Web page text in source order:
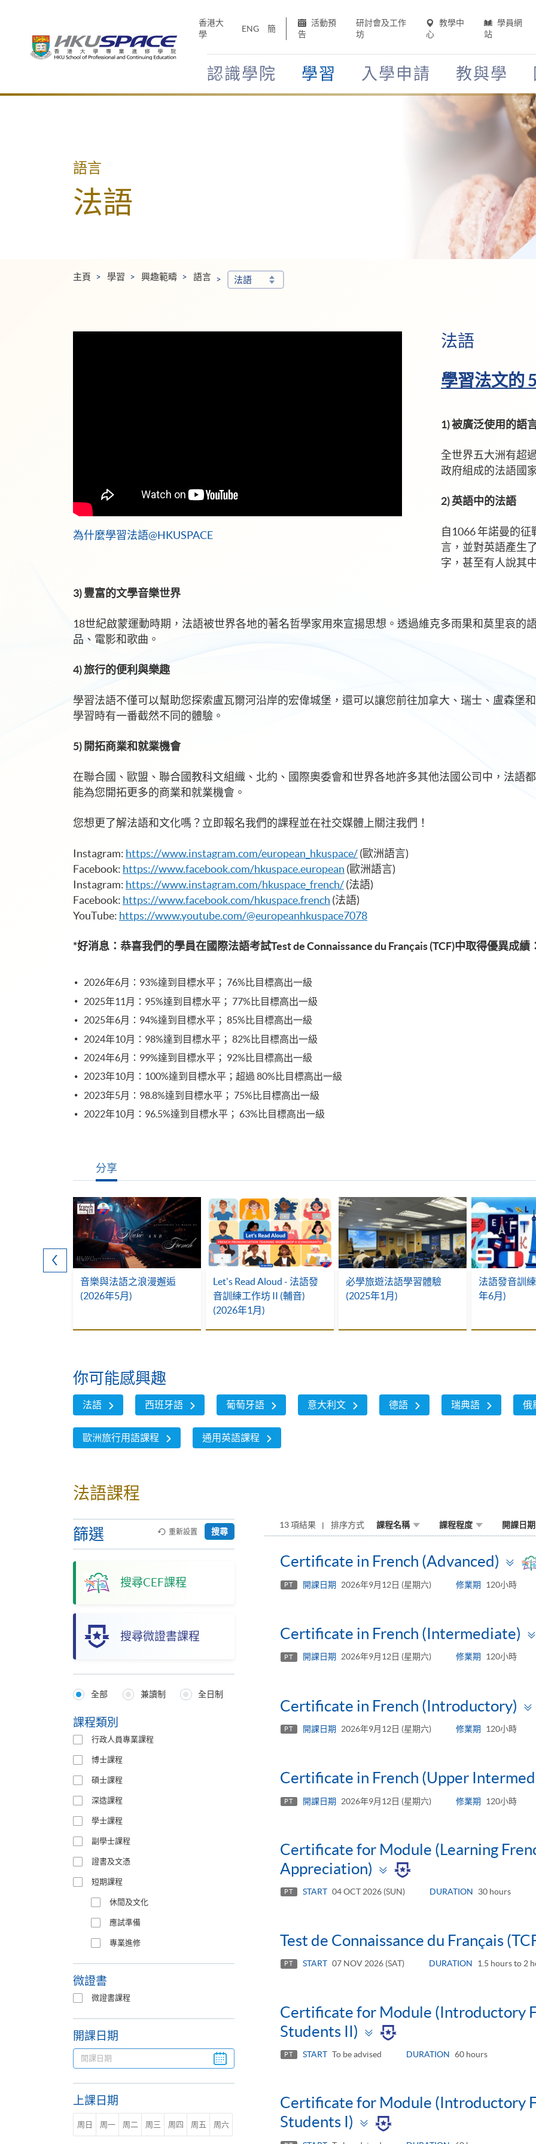
香港大
學
ENG 簡
活動預
告
研討會及工作
坊
教學中
心
學員網
站
認識學院 學習 入學申請 教與學
Main
語言
法語
主頁 學習 興趣範疇 語言 法語
為什麼學習法語@HKUSPACE
法語
學習法文的
1) 被廣泛使用的語
全世界五大洲有超
政府組成的法語國
2) 英語中的法語
自1066 年諾曼的
言，並對英語產生
字，甚至有人說其
3) 豐富的文學音樂世界
18世紀啟蒙運動時期，法語被世界各地的著名哲學家用來宣揚思想。透過維克多雨果和莫里哀的
品、電影和歌曲。
4) 旅行的便利與樂趣
學習法語不僅可以幫助您探索盧瓦爾河沿岸的宏偉城堡，還可以讓您前往加拿大、瑞士、盧森堡
學習時有一番截然不同的體驗。
5) 開拓商業和就業機會
在聯合國、歐盟、聯合國教科文組織、北約、國際奧委會和世界各地許多其他法國公司中，法語
能為您開拓更多的商業和就業機會。
您想更了解法語和文化嗎？立即報名我們的課程並在社交媒體上關注我們！
Instagram: https://www.instagram.com/european_hkuspace/(歐洲語言)
Facebook: https://www.facebook.com/hkuspace.european (歐洲語言)
Instagram: https://www.instagram.com/hkuspace_french/(法語)
Facebook: https://www.facebook.com/hkuspace.french (法語)
YouTube: https://www.youtube.com/@europeanhkuspace7078
*好消息：恭喜我們的學員在國際法語考試Test de Connaissance du Français (TCF)中取得優異成績
2026年6月：93%達到目標水平； 76%比目標高出一級
2025年11月：95%達到目標水平； 77%比目標高出一級
2025年6月：94%達到目標水平； 85%比目標高出一級
2024年10月：98%達到目標水平； 82%比目標高出一級
2024年6月：99%達到目標水平； 92%比目標高出一級
2023年10月：100%達到目標水平；超過 80%比目標高出一級
2023年5月：98.8%達到目標水平； 75%比目標高出一級
2022年10月：96.5%達到目標水平； 63%比目標高出一級
分享
音樂與法語之浪漫邂逅
(2026年5月)
Let's Read Aloud - 法語發
音訓練工作坊 II (輔音)
(2026年1月)
必學旅遊法語學習體驗
(2025年1月)
法語發音訓
年6月)
你可能感興趣
法語 西班牙語 葡萄牙語 意大利文 德語 瑞典語 俄
歐洲旅行用語課程 通用英語課程
法語課程
篩選
搜尋CEF課程
搜尋微證書課程
重新設置 搜尋
Programmes
Type
全部 兼讀制 全日制
課程類別
行政人員專業課程
博士課程
碩士課程
深造課程
學士課程
副學士課程
證書及文憑
短期課程
休閒及文化
應試準備
專業進修
微證書
微證書課程
開課日期
上課日期
周日 周一 周二 周三 周四 周五 周六
13 項結果 排序方式 課程名稱 課程程度 開課日期
Certificate in French (Advanced)
PT 開課日期 2026年9月12日 (星期六) 修業期 120小時
Certificate in French (Intermediate)
PT 開課日期 2026年9月12日 (星期六) 修業期 120小時
Certificate in French (Introductory)
PT 開課日期 2026年9月12日 (星期六) 修業期 120小時
Certificate in French (Upper
PT 開課日期 2026年9月12日 (星期六) 修業期 120小時
Certificate for Module (Learning
Appreciation)
Toggle
panel
PT START 04 OCT 2026 (SUN) DURATION 30 hours
Test de Connaissance du Français
PT START 07 NOV 2026 (SAT) DURATION 1.5 hours to 2
Certificate for Module (Introductory
Students II)
Toggle
panel
PT START To be advised DURATION 60 hours
Certificate for Module (Introductory
Students I)
Toggle
panel